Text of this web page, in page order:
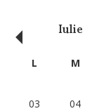
Iulie
‹ L M
03
04